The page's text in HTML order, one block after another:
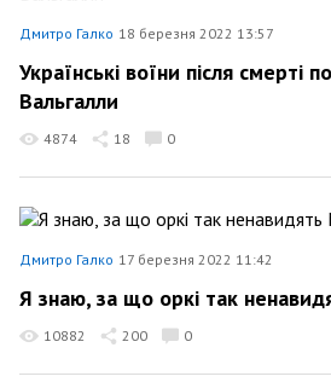
Дмитро Галко 18 березня 2022 13:57
Українські воїни після смерті
Вальгалли
4874 18 0
Дмитро Галко 17 березня 2022 11:42
Я знаю, за що оркі так
10882 200 0